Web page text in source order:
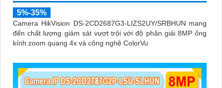
5%-35%
Camera HikVision DS-2CD2687G3-LIZS2UY/SRBHUN mang
đến chất lượng giám sát vượt trội với độ phân giải 8MP ống
kính zoom quang 4x và công nghệ ColorVu